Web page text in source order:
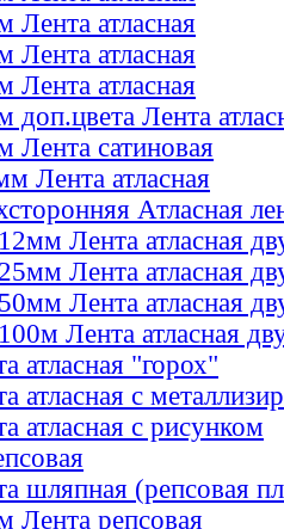
Лента атласная
Лента атласная
Лента атласная
доп.цвета Лента
Лента сатиновая
Лента атласная
Атласная
12мм Лента атласная
25мм Лента атласная
50мм Лента атласная
100м Лента атласная
атласная "горох"
атласная с
атласная с рисунком
шляпная (репсовая
Лента репсовая